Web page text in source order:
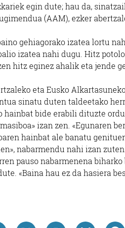
egin dute; hau da,
(AAM), ezker
gehiagorako izatea lortu
izatea nahi dugu. Hitz
hitz eginez ahalik eta jende
eta Eusko
sinatu duten taldeetako
hainbat bide erabili dituzte
izan zen. «Egunaren
hainbat ale banatu
nabarmendu nahi izan zuten.
pauso nabarmenena
«Baina hau ez da hasiera